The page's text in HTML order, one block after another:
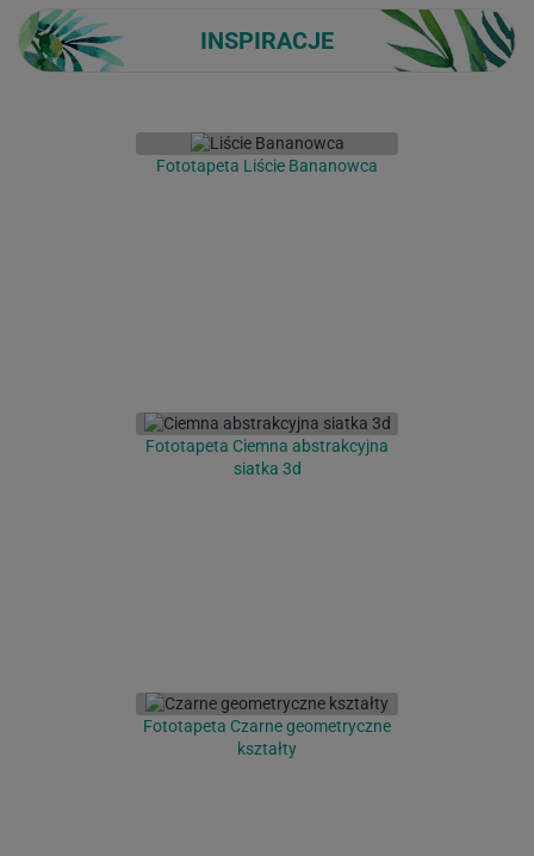
INSPIRACJE
Fototapeta Liście Bananowca
Fototapeta Ciemna abstrakcyjna
siatka 3d
Fototapeta Czarne geometryczne
kształty